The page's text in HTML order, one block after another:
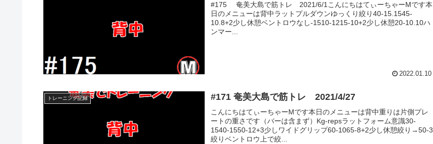
#175 奄美大島で筋トレ 2021/6/1こんにちはてぃーちゃーMです本
日のメニューは背中ラットプルダウンゆっくり絞り40-15.1545-
10.8+2少し休憩ベントロウなし-1510-1215-10+2少し休憩20-10.10ハ
ンマー...
2022.01.10
トレーニング記録 #171 奄美大島で筋トレ 2021/4/27
こんにちはてぃーちゃーMです本日のメニューは背中重りは片側プレ
ートの重さです（バーは含まず）Kg-repsラットフォーム意識30-
1540-1550-12+3少しワイドグリップ60-1065-8+2少し休憩絞り→50-3
絞りベントロウ上で絞...